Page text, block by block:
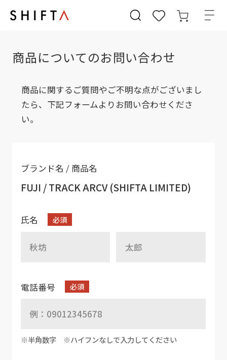
商品についてのお問い合わせ
商品に関するご質問やご不明な点がございまし
たら、下記フォームよりお問い合わせくださ
い。
ブランド名 / 商品名
FUJI / TRACK ARCV (SHIFTA LIMITED)
氏名
電話番号
※半角数字 ※ハイフンなしで入力してください